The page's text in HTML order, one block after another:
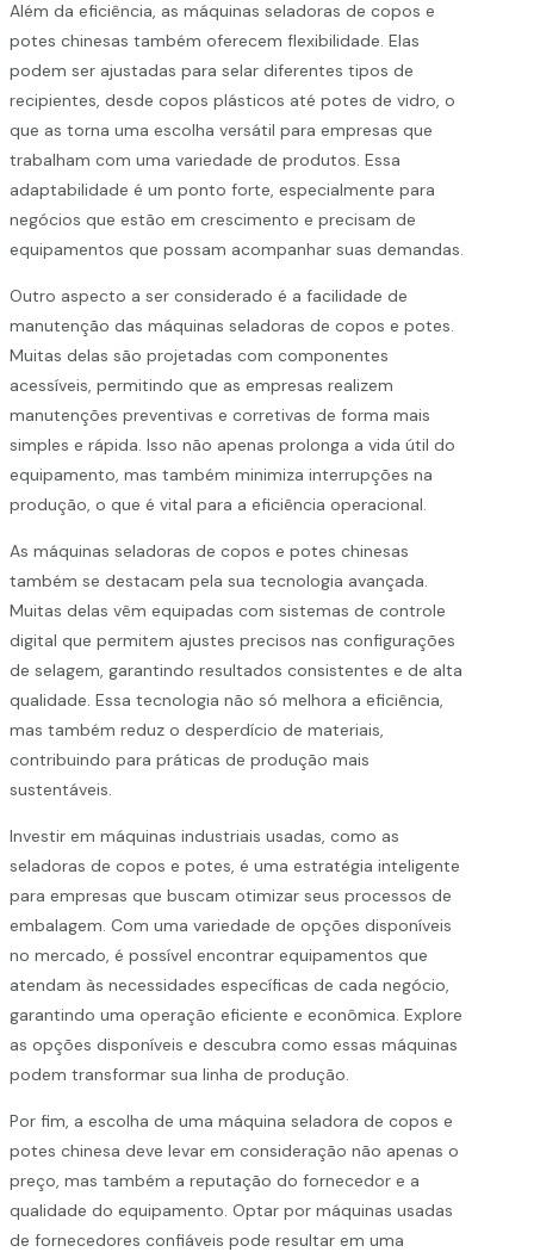
Além da eficiência, as máquinas seladoras de copos e
potes chinesas também oferecem flexibilidade. Elas
podem ser ajustadas para selar diferentes tipos de
recipientes, desde copos plásticos até potes de vidro, o
que as torna uma escolha versátil para empresas que
trabalham com uma variedade de produtos. Essa
adaptabilidade é um ponto forte, especialmente para
negócios que estão em crescimento e precisam de
equipamentos que possam acompanhar suas demandas.
Outro aspecto a ser considerado é a facilidade de
manutenção das máquinas seladoras de copos e potes.
Muitas delas são projetadas com componentes
acessíveis, permitindo que as empresas realizem
manutenções preventivas e corretivas de forma mais
simples e rápida. Isso não apenas prolonga a vida útil do
equipamento, mas também minimiza interrupções na
produção, o que é vital para a eficiência operacional.
As máquinas seladoras de copos e potes chinesas
também se destacam pela sua tecnologia avançada.
Muitas delas vêm equipadas com sistemas de controle
digital que permitem ajustes precisos nas configurações
de selagem, garantindo resultados consistentes e de alta
qualidade. Essa tecnologia não só melhora a eficiência,
mas também reduz o desperdício de materiais,
contribuindo para práticas de produção mais
sustentáveis.
Investir em máquinas industriais usadas, como as
seladoras de copos e potes, é uma estratégia inteligente
para empresas que buscam otimizar seus processos de
embalagem. Com uma variedade de opções disponíveis
no mercado, é possível encontrar equipamentos que
atendam às necessidades específicas de cada negócio,
garantindo uma operação eficiente e econômica. Explore
as opções disponíveis e descubra como essas máquinas
podem transformar sua linha de produção.
Por fim, a escolha de uma máquina seladora de copos e
potes chinesa deve levar em consideração não apenas o
preço, mas também a reputação do fornecedor e a
qualidade do equipamento. Optar por máquinas usadas
de fornecedores confiáveis pode resultar em uma